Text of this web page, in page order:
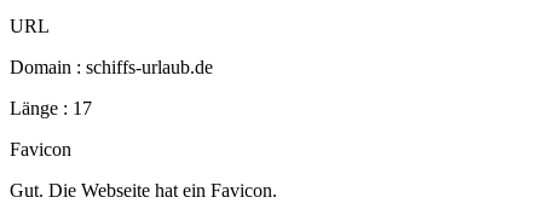
URL
Domain : schiffs-urlaub.de
Länge : 17
Favicon
Gut. Die Webseite hat ein Favicon.